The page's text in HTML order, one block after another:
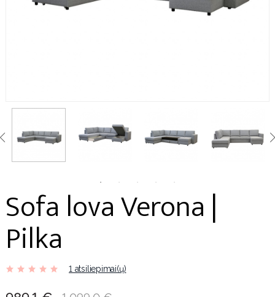
Sofa lova Verona |
Pilka
1 atsiliepimai(ų)